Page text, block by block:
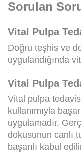
Sorulan
Vital Pulpa
Doğru teşhis ve
uygulandığında
Vital Pulpa
Vital pulpa
kullanımıyla
uygulamadır.
dokusunun canlı
başarılı kabul